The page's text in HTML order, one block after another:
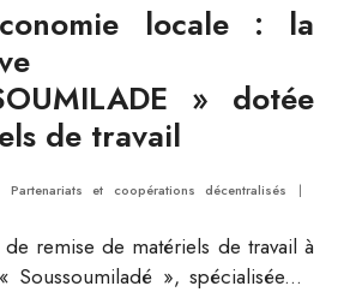
locale : la
» dotée
de travail
Partenariats et coopérations décentralisés
|
remise de matériels de travail à
Soussoumiladé », spécialisée...